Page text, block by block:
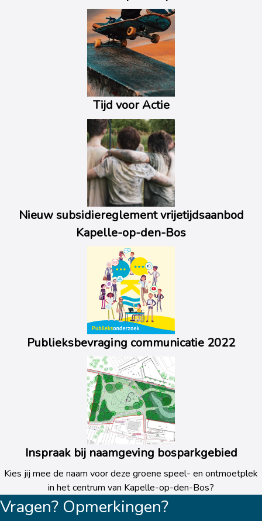
Tijd voor Actie
Nieuw subsidiereglement vrijetijdsaanbod
Kapelle-op-den-Bos
Publieksbevraging communicatie 2022
Inspraak bij naamgeving bosparkgebied
Kies jij mee de naam voor deze groene speel- en ontmoetplek
in het centrum van Kapelle-op-den-Bos?
Vragen? Opmerkingen?